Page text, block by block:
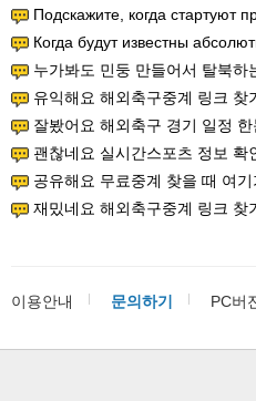
Подскажите, когда стартуют
Когда будут известны абсолютно
누가봐도 민둥 만들어서 탈북하는것들이나 뭔가 쳐들어오는 낌새를
유익해요 해외축구중계 링크 찾기 쉬워서 자주 와요. 참고로
잘봤어요 해외축구 경기 일정 한눈에 보기 좋아요. 덕분에
괜찮네요 실시간스포츠 정보 확인하기 좋아요. 그래도 epl
공유해요 무료중계 찾을 때 여기가 제일 편해요. 그리고 무료스
재밌네요 해외축구중계 링크 찾기 쉬워서 자주 와요. 그래서 해
이용안내 문의하기 PC버